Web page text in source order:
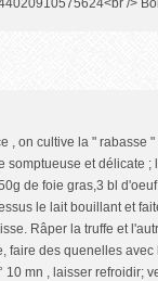
/>
, on cultive la " rabasse
somptueuse et délicate ;
de foie gras,3 bl
le lait bouillant et
Râper la truffe et
faire des quenelles
mn , laisser refroidir;